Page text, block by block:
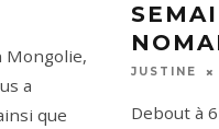
Mongolie,
a
que
JUSTINE
Debout à